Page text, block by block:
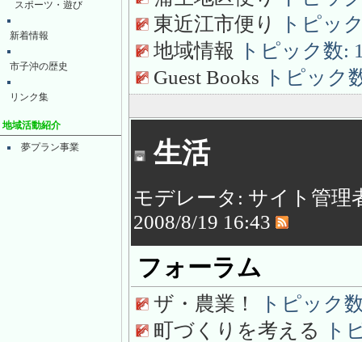
スポーツ・遊び
新着情報
市子沖の歴史
リンク集
地域活動紹介
夢プラン事業
東近江市便り
トピッ
地域情報
トピック数:
Guest Books トピック
生活
モデレータ: サイト管理
2008/8/19 16:43
フォーラム
ザ・農業！
トピック
町づくりを考える
ト